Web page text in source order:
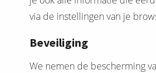
via de instellingen van je
Beveiliging
We nemen de bescherming